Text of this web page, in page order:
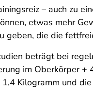
– auch zu
etwas mehr
geben, die die
beträgt bei
im Oberkörper +
Kilogramm und